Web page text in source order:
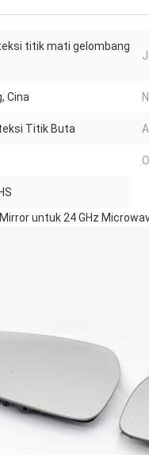
titik mati gelombang
Cina
Titik Buta
Mirror untuk 24 GHz